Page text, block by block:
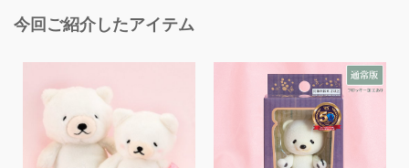
今回ご紹介したアイテム